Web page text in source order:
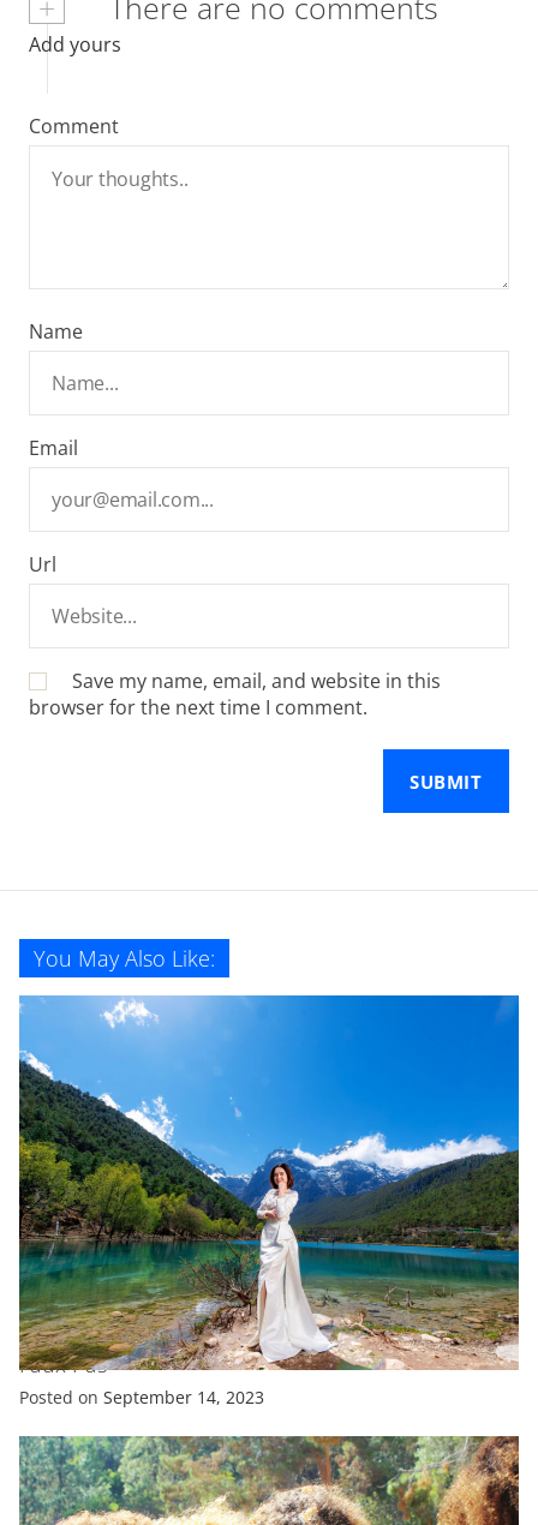
Add yours
Comment
Name
Email
Url
Save my name, email, and website in this
browser for the next time I comment.
You May Also Like:
ENTERTAINMENT EXCLUSIVE FASHION
Katie Holmes Just Committed a Major Fashion
Faux Pas
Posted on September 14, 2023